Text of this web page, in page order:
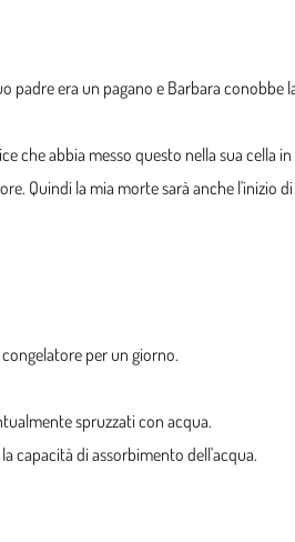
era un pagano e Barbara
che abbia messo questo nella sua
Quindi la mia morte sarà anche l'inizio
per un giorno.
spruzzati con acqua.
capacità di assorbimento dell'acqua.